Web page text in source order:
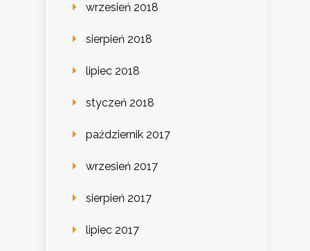
wrzesień 2018
sierpień 2018
lipiec 2018
styczeń 2018
październik 2017
wrzesień 2017
sierpień 2017
lipiec 2017